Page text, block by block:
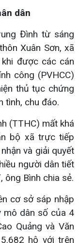
dân
Đình từ sáng
Xuân Sơn, xã
được các cán
công (PVHCC)
thủ tục chứng
tình, chu đáo.
(TTHC) mất khá
bộ xã trực tiếp
và giải quyết
người dân tiết
ông Bình chia sẻ.
cơ sở sáp nhập
mô dân số của 4
Quảng và Văn
hộ với trên